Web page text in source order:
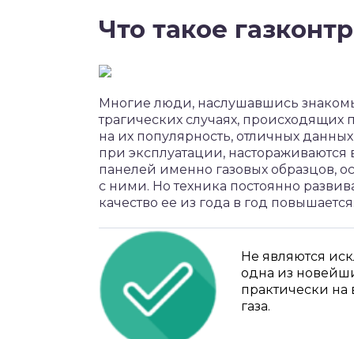
Что такое
Многие люди, наслушавшись
трагических случаях,
на их популярность, отличных
при эксплуатации,
панелей именно газовых образцов,
с ними. Но техника постоянно
качество ее из года в год
Не являются
одна из
практически на
газа.